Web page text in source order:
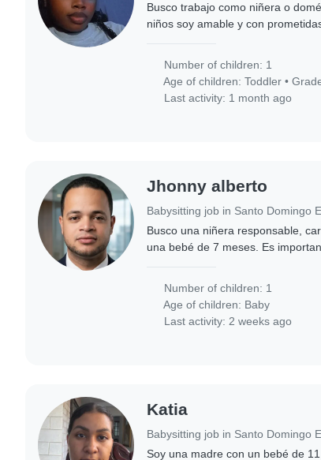
Busco trabajo como niñera o
niños soy amable y con
Number of children: 1
Age of children:Toddler •
Last activity: 1 month ago
Jhonny alberto
Babysitting job in Santo Domingo
Busco una niñera responsable,
una bebé de 7 meses. Es
Number of children: 1
Age of children: Baby
Last activity: 2 weeks ago
Katia
Babysitting job in Santo Domingo
Soy una madre con un bebé de